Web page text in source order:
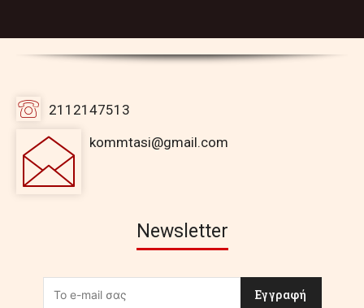
2112147513
kommtasi@gmail.com
Newsletter
Εγγραφή